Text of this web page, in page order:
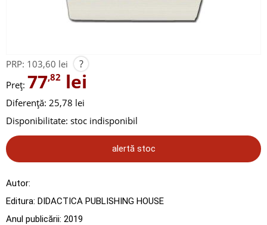
PRP: 103,60 lei ?
Preț: 77,82 lei
Diferență: 25,78 lei
Disponibilitate: stoc indisponibil
alertă stoc
Autor:
Editura: DIDACTICA PUBLISHING HOUSE
Anul publicării: 2019